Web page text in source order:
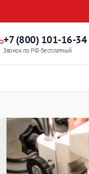
+7 (800) 101-16-34
Звонок по РФ бесплатный